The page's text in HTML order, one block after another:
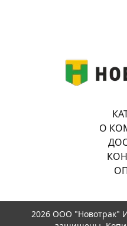
О
2026 ООО "Новотрак"